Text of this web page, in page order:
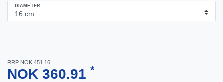
DIAMETER
RRP NOK 451.16
NOK 360.91 *